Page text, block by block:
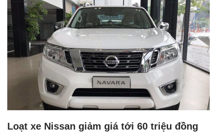
Loạt xe Nissan giảm giá tới 60 triệu đồng